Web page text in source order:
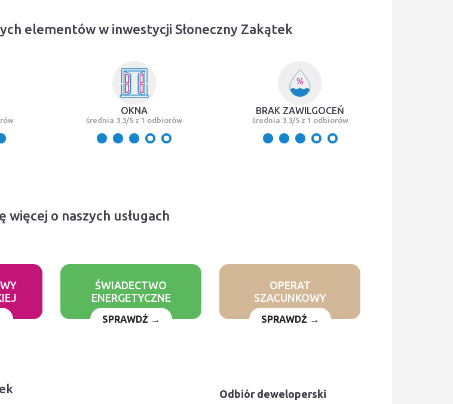
elementów w inwestycji Słoneczny Zakątek
OKNA
średnia 3.3/5 z 1 odbiorów
BRAK ZAWILGOCEŃ
średnia 3.3/5 z 1 odbiorów
więcej o naszych usługach
ŚWIADECTWO
ENERGETYCZNE
SPRAWDŹ →
OPERAT
SZACUNKOWY
SPRAWDŹ →
Odbiór deweloperski